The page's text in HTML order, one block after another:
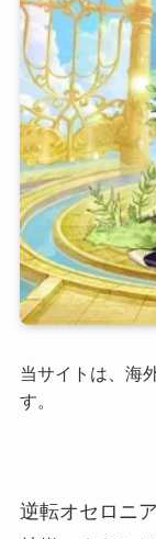
当サイトは、海
す。
逆転オセロニ